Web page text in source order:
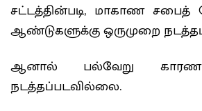
சட்டத்தின்படி, மாகாண
ஆண்டுகளுக்கு ஒருமுறை
ஆனால் பல்வேறு
நடத்தப்படவில்லை.